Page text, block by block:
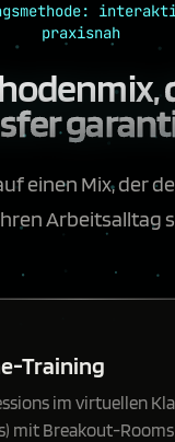
praxisnah
einen Mix, der
Arbeitsalltag
Training
im virtuellen
mit Breakout-